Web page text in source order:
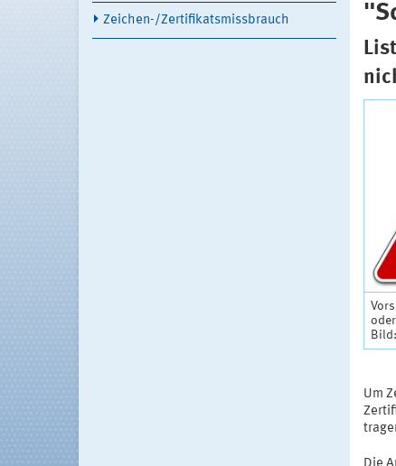
Zeichen-/Zertifikatsmissbrauch
Um